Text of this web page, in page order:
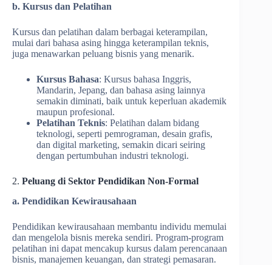
b. Kursus dan Pelatihan
Kursus dan pelatihan dalam berbagai keterampilan,
mulai dari bahasa asing hingga keterampilan teknis,
juga menawarkan peluang bisnis yang menarik.
Kursus Bahasa: Kursus bahasa Inggris,
Mandarin, Jepang, dan bahasa asing lainnya
semakin diminati, baik untuk keperluan akademik
maupun profesional.
Pelatihan Teknis: Pelatihan dalam bidang
teknologi, seperti pemrograman, desain grafis,
dan digital marketing, semakin dicari seiring
dengan pertumbuhan industri teknologi.
2. Peluang di Sektor Pendidikan Non-Formal
a. Pendidikan Kewirausahaan
Pendidikan kewirausahaan membantu individu memulai
dan mengelola bisnis mereka sendiri. Program-program
pelatihan ini dapat mencakup kursus dalam perencanaan
bisnis, manajemen keuangan, dan strategi pemasaran.